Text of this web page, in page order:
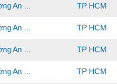
An ... TP HCM
An ... TP HCM
An ... TP HCM
An ... TP HCM